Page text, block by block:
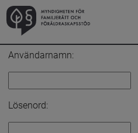
Inloggning
Användarnamn:
Lösenord: